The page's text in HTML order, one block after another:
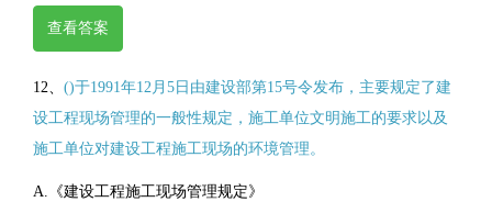
查看答案
12、 ()于1991年12月5日由建设部第15号令发布，主要规定了建
设工程现场管理的一般性规定，施工单位文明施工的要求以及
施工单位对建设工程施工现场的环境管理。
A.《建设工程施工现场管理规定》